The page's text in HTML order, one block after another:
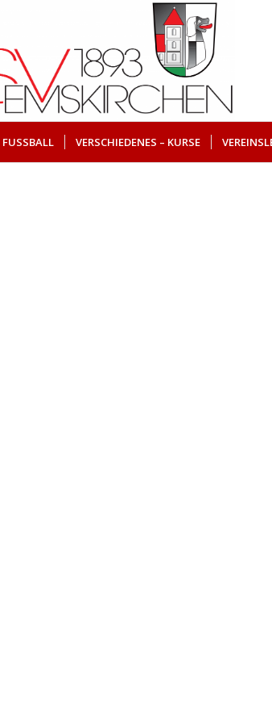
FUSSBALL VERSCHIEDENES – KURSE